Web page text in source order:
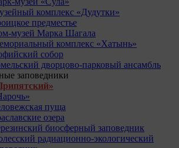
комплекс «Дудутки»
предместье
музей Марка Шагала
комплекс «Хатынь»
собор
дворцово-парковый ансамбль
заповедники
пуща
озера
биосферный заповедник
радиационно-экологический